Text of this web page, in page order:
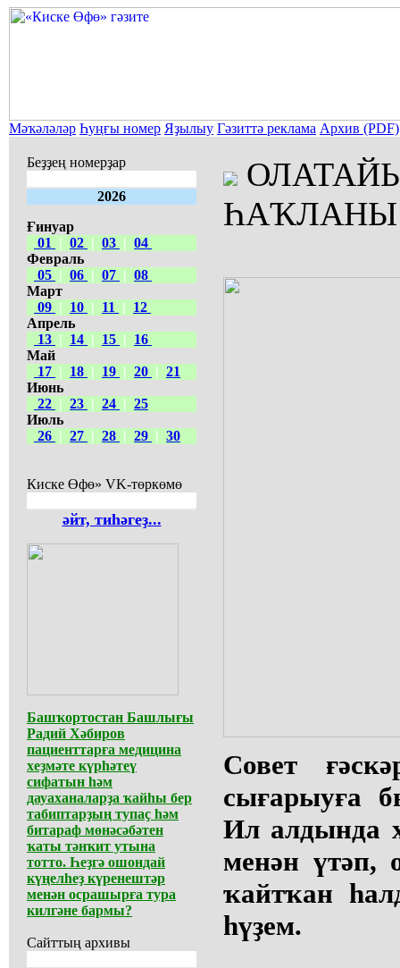
Мәҡәләләр Һуңғы номер Яҙылыу Гәзиттә реклама Архив (PDF)
Беҙҙең номерҙар
2026
Ғинуар
01
| 02 | 03 | 04
Февраль
05 | 06 | 07 | 08
Март
09 | 10 | 11 |
12
Апрель
13 | 14 | 15 |
16
Май
17 | 18 | 19 | 20 | 21
Июнь
22 | 23 | 24 | 25
Июль
26 | 27 | 28 | 29 | 30
Киске Өфө» VK-төркөмө
әйт, тиһәгеҙ...
Башҡортостан Башлығы
Радий Хәбиров
пациенттарға медицина
хеҙмәте күрһәтеү
сифатын һәм
дауаханаларҙа ҡайһы бер
табиптарҙың тупаҫ һәм
битараф мөнәсәбәтен
ҡаты тәнҡит утына
тотто. Һеҙгә ошондай
күңелһеҙ күренештәр
менән осрашырға тура
килгәне бармы?
Сайттың архивы
ҺАҠЛАНЫ
Совет
сығарыуға
Ил алдында
менән үтәп,
ҡайтҡан
һүҙем.